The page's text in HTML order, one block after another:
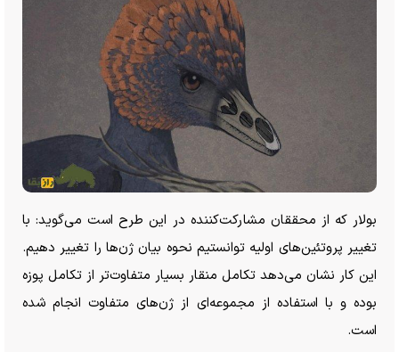
بولار که از محققان مشارکت‌کننده در این طرح است می‌گوید: با
تغییر پروتئین‌های اولیه توانستیم نحوه بیان ژن‌ها را تغییر دهیم.
این کار نشان می‌دهد تکامل منقار بسیار متفاوت‌تر از تکامل پوزه
بوده و با استفاده از مجموعه‌ای از ژن‌های متفاوت انجام شده
است.